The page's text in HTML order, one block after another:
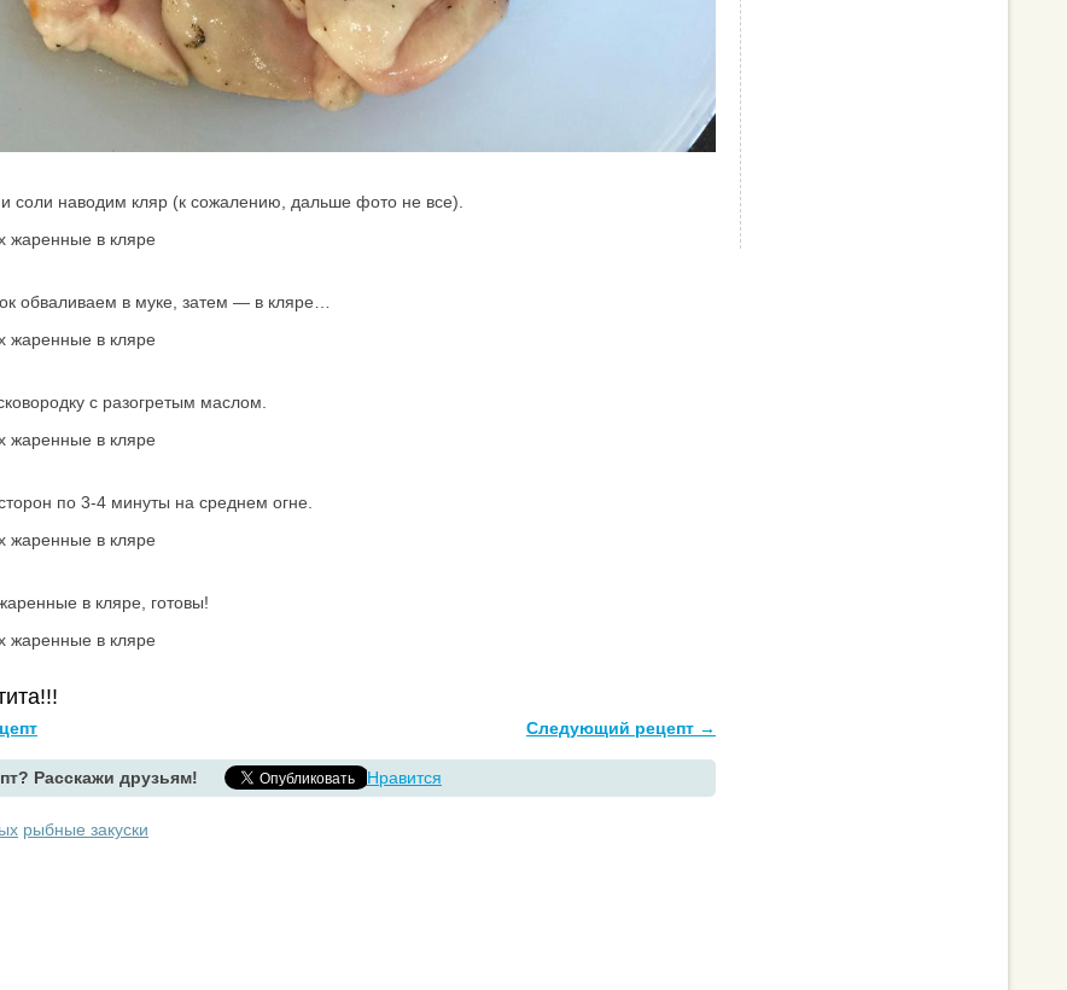
соли наводим кляр (к сожалению, дальше фото не все).
обваливаем в муке, затем — в кляре…
с разогретым маслом.
по 3-4 минуты на среднем огне.
в кляре, готовы!
Следующий рецепт →
Расскажи друзьям! Нравится
рыбные закуски